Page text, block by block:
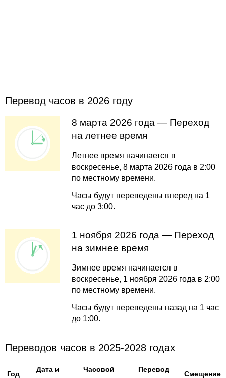
Перевод часов в 2026 году
8 марта 2026 года — Переход
на летнее время
Летнее время начинается в
воскресенье, 8 марта 2026 года в 2:00
по местному времени.
Часы будут переведены вперед на 1
час до 3:00.
1 ноября 2026 года — Переход
на зимнее время
Зимнее время начинается в
воскресенье, 1 ноября 2026 года в 2:00
по местному времени.
Часы будут переведены назад на 1 час
до 1:00.
Переводов часов в 2025-2028 годах
Год
Дата и
Часовой
Перевод
Смещение